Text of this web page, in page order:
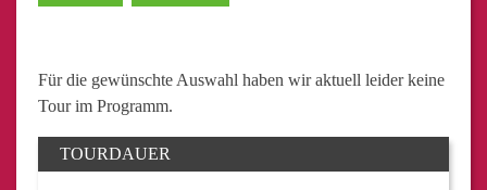
Für die gewünschte Auswahl haben wir aktuell leider keine
Tour im Programm.
TOURDAUER